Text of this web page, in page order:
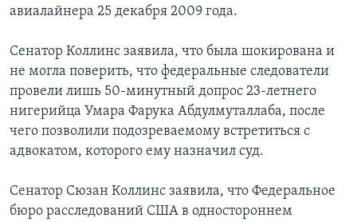
Learning English
Языки
авиалайнера 25 декабря 2009 года.
Сенатор Коллинс заявила, что была шокирована и
не могла поверить, что федеральные следователи
провели лишь 50-минутный допрос 23-летнего
нигерийца Умара Фарука Абдулмуталлаба, после
чего позволили подозреваемому встретиться с
адвокатом, которого ему назначил суд.
Сенатор Сюзан Коллинс заявила, что Федеральное
бюро расследований США в одностороннем